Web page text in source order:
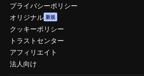
プライバシーポリシー
オリジナル 新規
クッキーポリシー
トラストセンター
アフィリエイト
法人向け